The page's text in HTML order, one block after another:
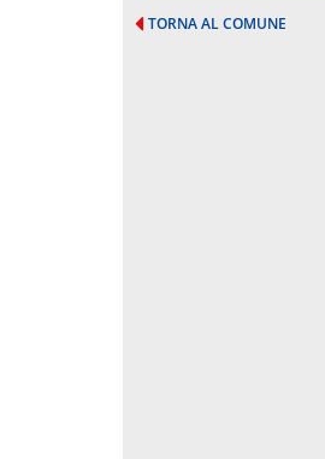
TORNA AL COMUNE